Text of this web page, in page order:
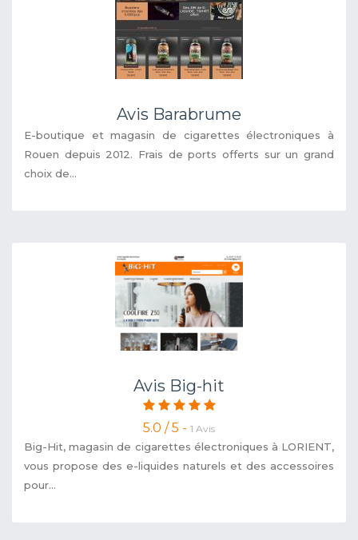
Avis Barabrume
E-boutique et magasin de cigarettes électroniques à
Rouen depuis 2012. Frais de ports offerts sur un grand
choix de...
Avis Big-hit
5.0 / 5 - 1 Avis
Big-Hit, magasin de cigarettes électroniques à LORIENT,
vous propose des e-liquides naturels et des accessoires
pour...